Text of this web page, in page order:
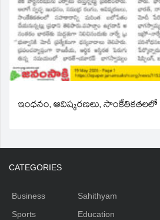
ఇంధనం, ఆవిష్కరణలు,
CATEGORIES
Business
Sports
Sahithyam
Education